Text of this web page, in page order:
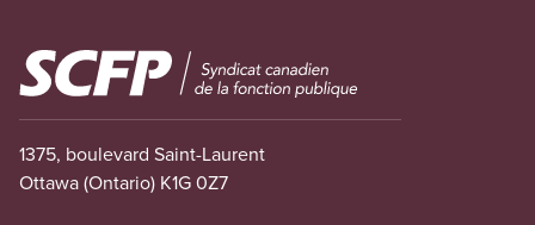
Image
1375, boulevard Saint-Laurent
Ottawa (Ontario) K1G 0Z7